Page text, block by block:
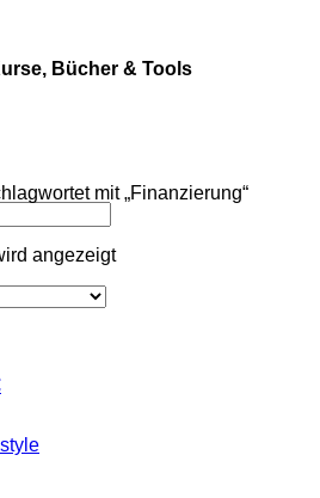
Bücher & Tools
mit „Finanzierung“
angezeigt